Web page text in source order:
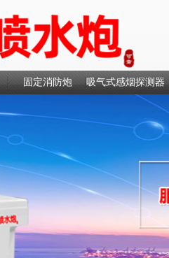
固定消防炮 吸气式感烟探测器